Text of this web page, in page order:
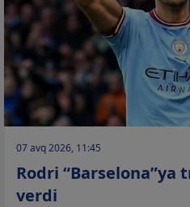
07 avq 2026, 11:45
Rodri “Barselona”ya
verdi